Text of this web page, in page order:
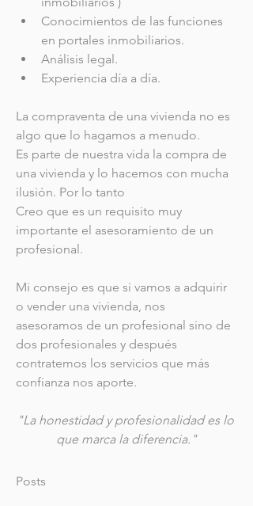
Conocimientos de las funciones
en portales inmobiliarios.
Análisis legal.
Experiencia día a día.
La compraventa de una vivienda no es
algo que lo hagamos a menudo.
Es parte de nuestra vida la compra de
una vivienda y lo hacemos con mucha
ilusión. Por lo tanto
Creo que es un requisito muy
importante el asesoramiento de un
profesional.
Mi consejo es que si vamos a adquirir
o vender una vivienda, nos
asesoramos de un profesional sino de
dos profesionales y después
contratemos los servicios que más
confianza nos aporte.
"La honestidad y profesionalidad es lo
que marca la diferencia."
Posts